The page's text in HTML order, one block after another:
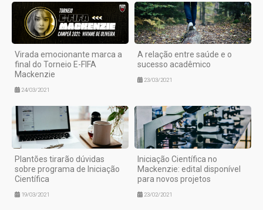
Virada emocionante marca a
final do Torneio E-FIFA
Mackenzie
24/03/2021
A relação entre saúde e o
sucesso acadêmico
23/03/2021
Plantões tirarão dúvidas
sobre programa de Iniciação
Científica
19/03/2021
Iniciação Científica no
Mackenzie: edital disponível
para novos projetos
23/02/2021